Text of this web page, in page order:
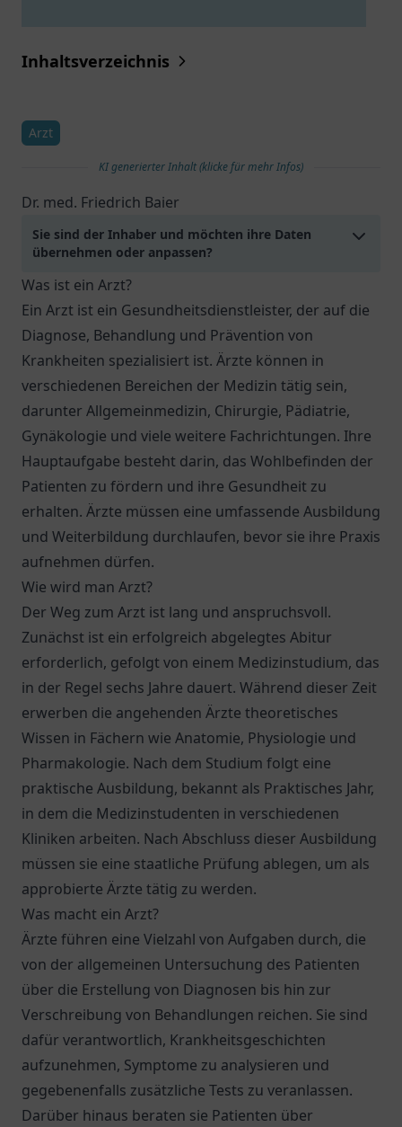
Inhaltsverzeichnis
Arzt
KI generierter Inhalt (klicke für mehr Infos)
Dr. med. Friedrich Baier
Sie sind der Inhaber und möchten ihre Daten
übernehmen oder anpassen?
Was ist ein Arzt?
Ein Arzt ist ein Gesundheitsdienstleister, der auf die
Diagnose, Behandlung und Prävention von
Krankheiten spezialisiert ist. Ärzte können in
verschiedenen Bereichen der Medizin tätig sein,
darunter Allgemeinmedizin, Chirurgie, Pädiatrie,
Gynäkologie und viele weitere Fachrichtungen. Ihre
Hauptaufgabe besteht darin, das Wohlbefinden der
Patienten zu fördern und ihre Gesundheit zu
erhalten. Ärzte müssen eine umfassende Ausbildung
und Weiterbildung durchlaufen, bevor sie ihre Praxis
aufnehmen dürfen.
Wie wird man Arzt?
Der Weg zum Arzt ist lang und anspruchsvoll.
Zunächst ist ein erfolgreich abgelegtes Abitur
erforderlich, gefolgt von einem Medizinstudium, das
in der Regel sechs Jahre dauert. Während dieser Zeit
erwerben die angehenden Ärzte theoretisches
Wissen in Fächern wie Anatomie, Physiologie und
Pharmakologie. Nach dem Studium folgt eine
praktische Ausbildung, bekannt als Praktisches Jahr,
in dem die Medizinstudenten in verschiedenen
Kliniken arbeiten. Nach Abschluss dieser Ausbildung
müssen sie eine staatliche Prüfung ablegen, um als
approbierte Ärzte tätig zu werden.
Was macht ein Arzt?
Ärzte führen eine Vielzahl von Aufgaben durch, die
von der allgemeinen Untersuchung des Patienten
über die Erstellung von Diagnosen bis hin zur
Verschreibung von Behandlungen reichen. Sie sind
dafür verantwortlich, Krankheitsgeschichten
aufzunehmen, Symptome zu analysieren und
gegebenenfalls zusätzliche Tests zu veranlassen.
Darüber hinaus beraten sie Patienten über